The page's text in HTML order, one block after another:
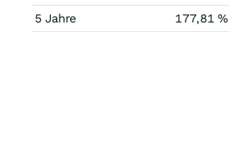
5 Jahre
177,81 %